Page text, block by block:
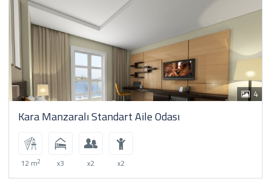
4
Kara Manzaralı Standart Aile Odası
12 m2 x3 x2 x2